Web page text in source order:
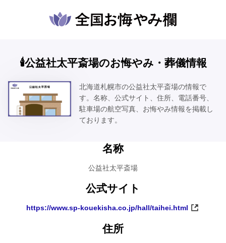
🕯️公益社太平斎場のお悔やみ・葬儀情報
北海道札幌市の公益社太平斎場の情報で
す。名称、公式サイト、住所、電話番号、
駐車場の航空写真、お悔やみ情報を掲載し
ております。
名称
公益社太平斎場
公式サイト
https://www.sp-kouekisha.co.jp/hall/taihei.html
住所